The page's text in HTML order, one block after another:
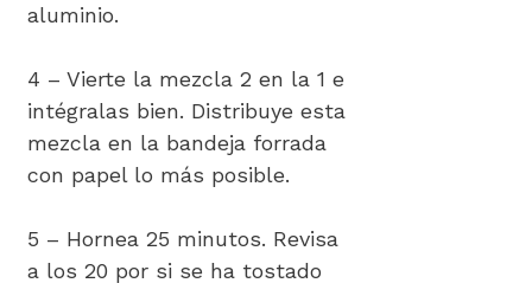
aluminio.
4 – Vierte la mezcla 2 en la 1 e
intégralas bien. Distribuye esta
mezcla en la bandeja forrada
con papel lo más posible.
5 – Hornea 25 minutos. Revisa
a los 20 por si se ha tostado